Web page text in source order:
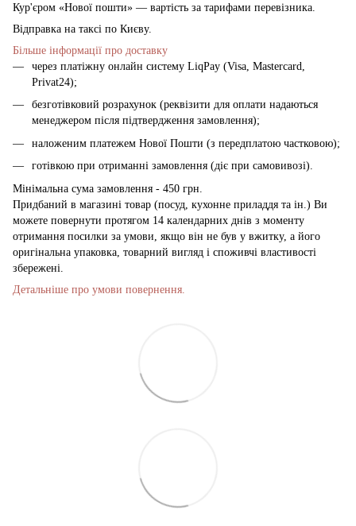
Кур'єром «Нової пошти» — вартість за тарифами перевізника.
Відправка на таксі по Києву.
Більше інформації про доставку
через платіжну онлайн систему LiqPay (Visa, Mastercard,
Privat24);
безготівковий розрахунок (реквізити для оплати надаються
менеджером після підтвердження замовлення);
наложеним платежем Нової Пошти (з передплатою частковою);
готівкою при отриманні замовлення (діє при самовивозі).
Мінімальна сума замовлення - 450 грн.
Придбаний в магазині товар (посуд, кухонне приладдя та ін.) Ви
можете повернути протягом 14 календарних днів з моменту
отримання посилки за умови, якщо він не був у вжитку, а його
оригінальна упаковка, товарний вигляд і споживчі властивості
збережені.
Детальніше про умови повернення.